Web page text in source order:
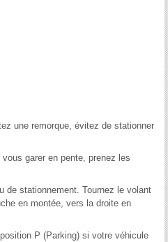
une remorque, évitez de stationner
garer en pente, prenez les
de stationnement. Tournez le volant
en montée, vers la droite en
P (Parking) si votre véhicule